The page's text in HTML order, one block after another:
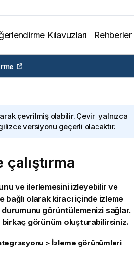
Kılavuzları Rehberler
çevrilmiş olabilir. Çeviri yalnızca
versiyonu geçerli olacaktır.
ve ilerlemesini izleyebilir ve
bağlı olarak kiracı içinde izleme
görüntülemenizi sağlar.
birkaç görünüm oluşturabilirsiniz.
> İzleme görünümleri